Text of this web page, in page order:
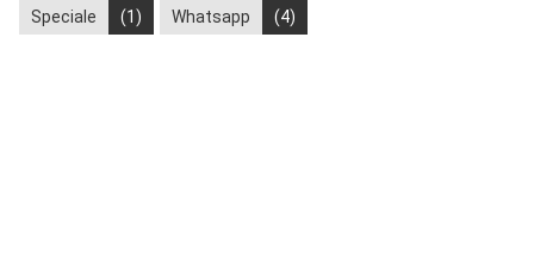
Speciale (1) Whatsapp (4)